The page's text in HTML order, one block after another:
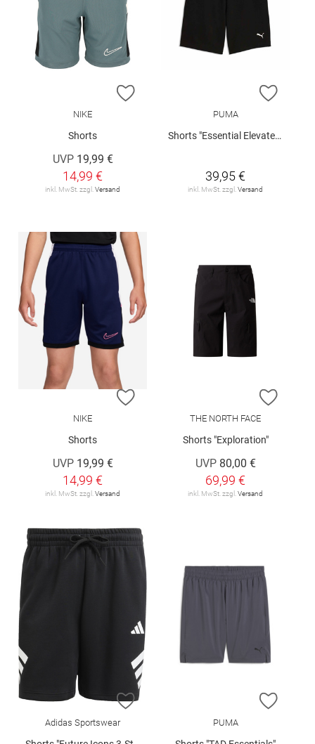
ZUR WUNSCHLISTE HINZUFÜGEN
NIKE
Shorts
UVP 19,99 €
14,99 €
inkl. MwSt. zzgl. Versand
ZUR
PUMA
Shorts "Essential Elevated"
39,95 €
inkl. MwSt. zzgl. Versand
ZUR WUNSCHLISTE HINZUFÜGEN
NIKE
Shorts
UVP 19,99 €
14,99 €
inkl. MwSt. zzgl. Versand
ZUR
THE NORTH FACE
Shorts "Exploration"
UVP 80,00 €
69,99 €
inkl. MwSt. zzgl. Versand
ZUR WUNSCHLISTE HINZUFÜGEN
Adidas Sportswear
ZUR
PUMA